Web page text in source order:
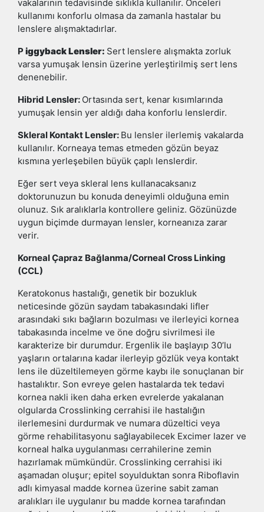
vakalarının tedavisinde sıklıkla kullanılır. Önceleri
kullanımı konforlu olmasa da zamanla hastalar bu
lenslere alışmaktadırlar.
P iggyback Lensler: Sert lenslere alışmakta zorluk
varsa yumuşak lensin üzerine yerleştirilmiş sert lens
denenebilir.
Hibrid Lensler: Ortasında sert, kenar kısımlarında
yumuşak lensin yer aldığı daha konforlu lenslerdir.
Skleral Kontakt Lensler: Bu lensler ilerlemiş vakalarda
kullanılır. Korneaya temas etmeden gözün beyaz
kısmına yerleşebilen büyük çaplı lenslerdir.
Eğer sert veya skleral lens kullanacaksanız
doktorunuzun bu konuda deneyimli olduğuna emin
olunuz. Sık aralıklarla kontrollere geliniz. Gözünüzde
uygun biçimde durmayan lensler, korneanıza zarar
verir.
Korneal Çapraz Bağlanma/Corneal Cross Linking
(CCL)
Keratokonus hastalığı, genetik bir bozukluk
neticesinde gözün saydam tabakasındaki lifler
arasındaki sıkı bağların bozulması ve ilerleyici kornea
tabakasında incelme ve öne doğru sivrilmesi ile
karakterize bir durumdur. Ergenlik ile başlayıp 30’lu
yaşların ortalarına kadar ilerleyip gözlük veya kontakt
lens ile düzeltilemeyen görme kaybı ile sonuçlanan bir
hastalıktır. Son evreye gelen hastalarda tek tedavi
kornea nakli iken daha erken evrelerde yakalanan
olgularda Crosslinking cerrahisi ile hastalığın
ilerlemesini durdurmak ve numara düzeltici veya
görme rehabilitasyonu sağlayabilecek Excimer lazer ve
korneal halka uygulanması cerrahilerine zemin
hazırlamak mümkündür. Crosslinking cerrahisi iki
aşamadan oluşur; epitel soyulduktan sonra Riboflavin
adlı kimyasal madde kornea üzerine sabit zaman
aralıkları ile uygulanır bu madde kornea tarafından